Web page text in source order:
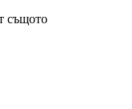
същото